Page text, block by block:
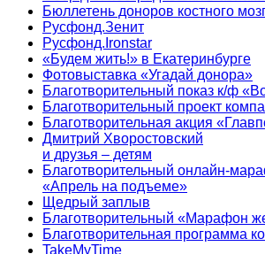
Бюллетень доноров костного
Русфонд.Зенит
Русфонд.Ironstar
«Будем жить!» в Екатеринбурге
Фотовыставка «Угадай донора»
Благотворительный показ к/ф
Благотворительный проект
Благотворительная акция
Дмитрий Хворостовский
и друзья – детям
Благотворительный
«Апрель на подъеме»
Щедрый заплыв
Благотворительный «Марафон
Благотворительная программа
TakeMyTime